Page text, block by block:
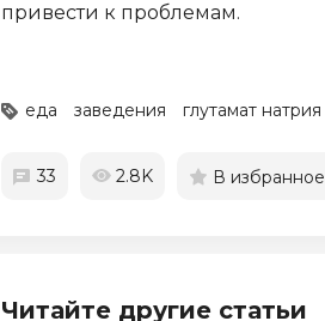
привести к проблемам.
еда заведения глутамат натрия
33 2.8K В избранное
Читайте другие статьи